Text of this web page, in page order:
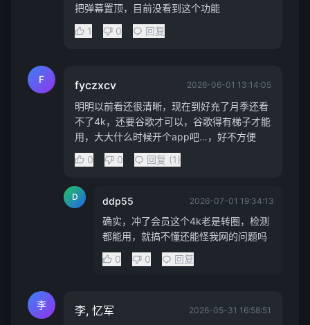
把弹幕置顶，目前没看到这个功能
1
0 回复
F fyczxcv 2026-06-01 13:14:05
明明以前看还很清晰，现在到好充了月季还看
不了4k，还要谷歌才可以，谷歌得有梯子才能
用，大大什么时候开个app吧…，好不方便
0
0 回复 (1)
D ddp55 2026-07-01 19:34:13
确实，冲了会员这个4k老是转圈，检测
都能用，就搞不懂还能怪我网的问题吗
0
0 回复
李 李, 忆军 2026-05-31 16:58:51